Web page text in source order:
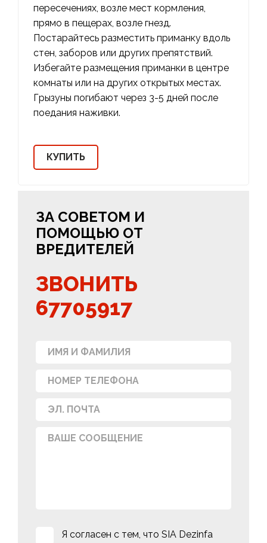
пересечениях, возле мест кормления,
прямо в пещерах, возле гнезд.
Постарайтесь разместить приманку вдоль
стен, заборов или других препятствий.
Избегайте размещения приманки в центре
комнаты или на других открытых местах.
Грызуны погибают через 3-5 дней после
поедания наживки.
КУПИТЬ
ЗА СОВЕТОМ И
ПОМОЩЬЮ ОТ
ВРЕДИТЕЛЕЙ
ЗВОНИТЬ
67705917
Я согласен с тем, что SIA Dezinfa